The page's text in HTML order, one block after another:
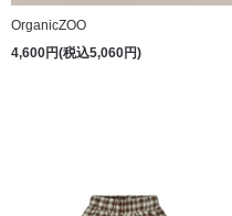
OrganicZOO
4,600円(税込5,060円)